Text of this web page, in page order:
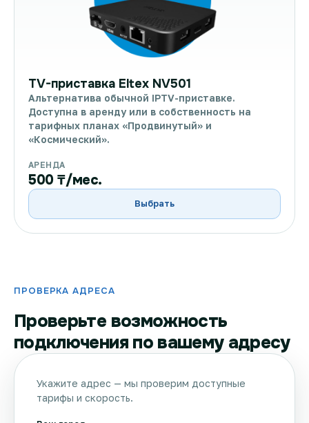
TV-приставка Eltex NV501
Альтернатива обычной IPTV-приставке.
Доступна в аренду или в собственность на
тарифных планах «Продвинутый» и
«Космический».
АРЕНДА
500 ₸/мес.
Выбрать
ПРОВЕРКА АДРЕСА
Проверьте возможность
подключения по вашему адресу
Укажите адрес — мы проверим доступные
тарифы и скорость.